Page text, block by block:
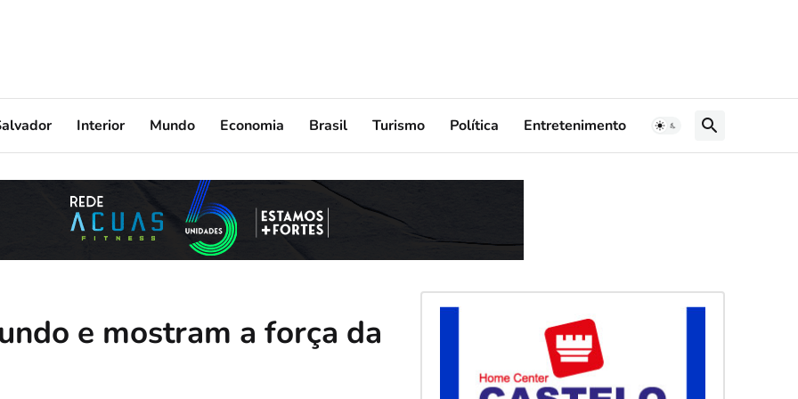
Interior Mundo Economia Brasil Turismo Política Entretenimento
e mostram a força da